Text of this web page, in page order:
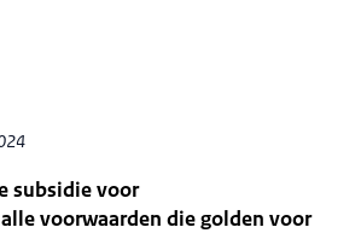
subsidie voor
voorwaarden die golden voor